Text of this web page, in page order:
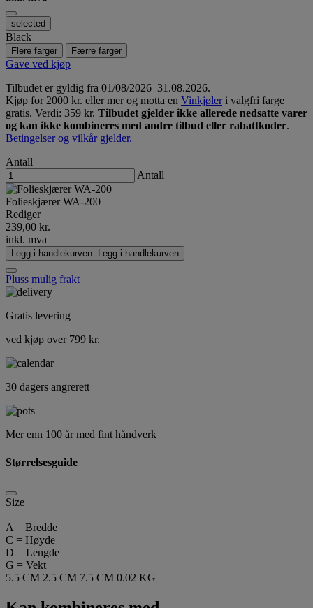
selected
Black
Flere farger Færre farger
Gave ved kjøp
Tilbudet er gyldig fra 01/08/2026–31.08.2026.
Kjøp for 2000 kr. eller mer og motta en Vinkjøleri valgfri farge
gratis. Verdi: 359 kr. Tilbudet gjelder ikke allerede nedsatte varer
og kan ikke kombineres med andre tilbud eller rabattkoder.
Betingelser og vilkår gjelder.
Antall
Antall
Folieskjærer WA-200
Rediger
239,00 kr.
inkl. mva
Legg i handlekurven Legg i handlekurven
Pluss mulig frakt
Gratis levering
ved kjøp over 799 kr.
30 dagers angrerett
Mer enn 100 år med fint håndverk
Størrelsesguide
Size
A = Bredde
C = Høyde
D = Lengde
G = Vekt
5.5 CM 2.5 CM 7.5 CM 0.02 KG